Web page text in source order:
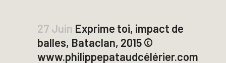
27 Juin Exprime toi, impact de
balles, Bataclan, 2015 ©
www.philippepataudcélérier.com